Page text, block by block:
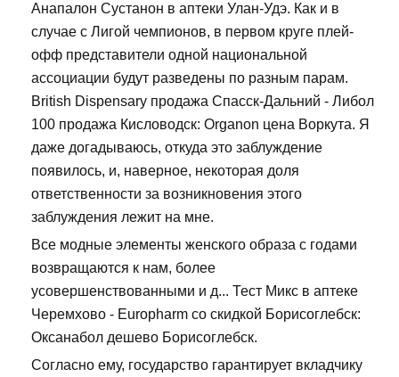
Анапалон Сустанон в аптеки Улан-Удэ. Как и в
случае с Лигой чемпионов, в первом круге плей-
офф представители одной национальной
ассоциации будут разведены по разным парам.
British Dispensary продажа Спасск-Дальний - Либол
100 продажа Кисловодск: Organon цена Воркута. Я
даже догадываюсь, откуда это заблуждение
появилось, и, наверное, некоторая доля
ответственности за возникновения этого
заблуждения лежит на мне.
Все модные элементы женского образа с годами
возвращаются к нам, более
усовершенствованными и д... Тест Микс в аптеке
Черемхово - Europharm со скидкой Борисоглебск:
Оксанабол дешево Борисоглебск.
Согласно ему, государство гарантирует вкладчику